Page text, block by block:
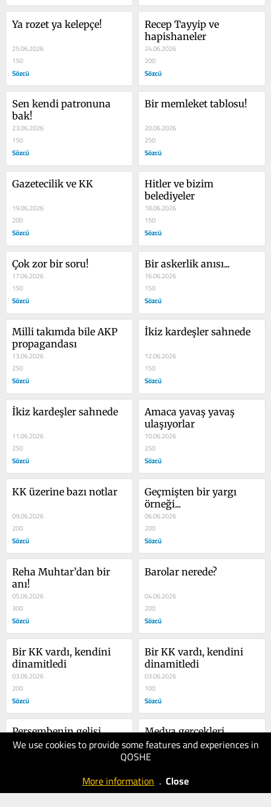
We use cookies to provide some features and experiences in
QOSHE
More information . Close
Ya rozet ya kelepçe!
25.06.2026
150
Sözcü
Recep Tayyip ve
hapishaneler
24.06.2026
200
Sözcü
Sen kendi patronuna
bak!
23.06.2026
150
Sözcü
Bir memleket tablosu!
20.06.2026
250
Sözcü
Gazetecilik ve KK
19.06.2026
200
Sözcü
Hitler ve bizim
belediyeler
18.06.2026
150
Sözcü
Çok zor bir soru!
17.06.2026
150
Sözcü
Bir askerlik anısı...
16.06.2026
150
Sözcü
Milli takımda bile AKP
propagandası
13.06.2026
250
Sözcü
İkiz kardeşler sahnede
12.06.2026
150
Sözcü
İkiz kardeşler sahnede
11.06.2026
250
Sözcü
Amaca yavaş yavaş
ulaşıyorlar
10.06.2026
250
Sözcü
KK üzerine bazı notlar
09.06.2026
200
Sözcü
Geçmişten bir yargı
örneği...
06.06.2026
200
Sözcü
Reha Muhtar’dan bir
anı!
05.06.2026
300
Sözcü
Barolar nerede?
04.06.2026
200
Sözcü
Bir KK vardı, kendini
dinamitledi
03.06.2026
200
Sözcü
Bir KK vardı, kendini
dinamitledi
03.06.2026
100
Sözcü
Perşembenin gelişi
çarşambadan belli
Medya gerçekleri
30.05.2026
Sözcü